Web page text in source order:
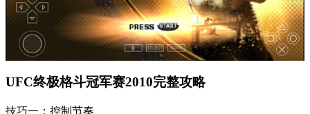
UFC终极格斗冠军赛2010完整攻略
技巧一：控制节奏